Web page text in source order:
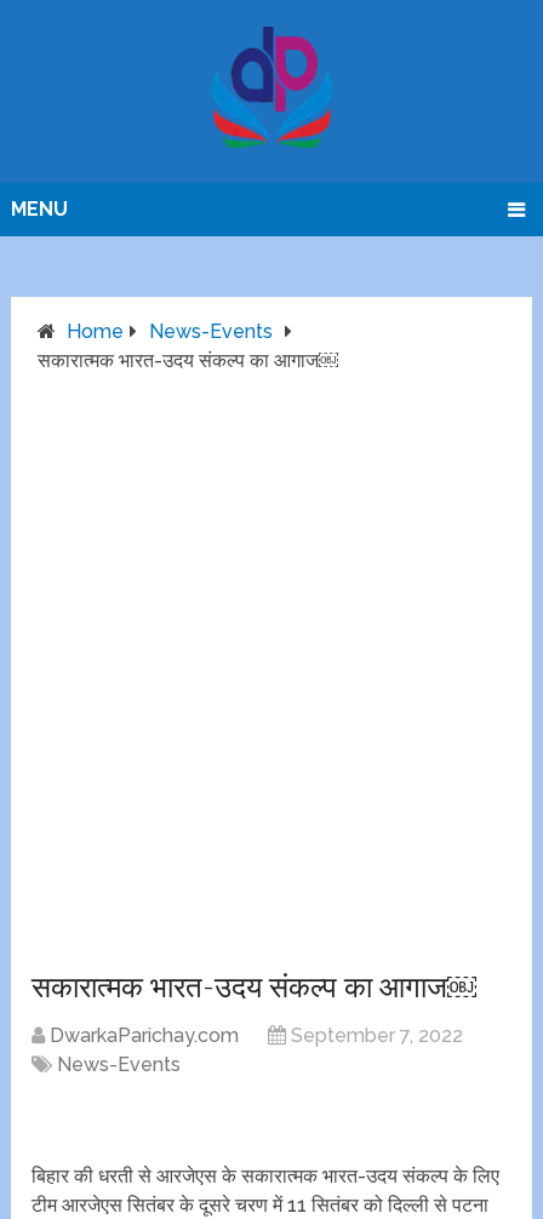
MENU
Home
News-Events
सकारात्मक भारत-उदय संकल्प का आगाज￼
सकारात्मक भारत-उदय संकल्प का आगाज￼
DwarkaParichay.com
September 7, 2022
News-Events
बिहार की धरती से आरजेएस के सकारात्मक भारत-उदय संकल्प के लिए
टीम आरजेएस सितंबर के दूसरे चरण में 11 सितंबर को दिल्ली से पटना